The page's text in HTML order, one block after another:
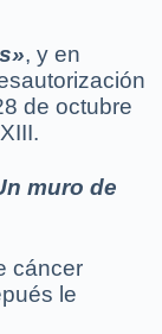
, y en
de octubre
muro de
cáncer
le